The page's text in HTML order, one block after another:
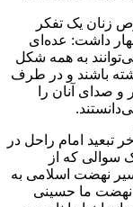
زنان یک تفکر
داشت: عده‌ای
به همه شکل
باشند و در طرف
صدای آنان را
تبعید امام راحل در
سوالی که از
نهضت اسلامی به
نهضت ما حسینی